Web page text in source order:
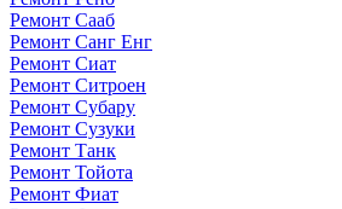
Ремонт Сааб
Ремонт Санг Енг
Ремонт Сиат
Ремонт Ситроен
Ремонт Субару
Ремонт Сузуки
Ремонт Танк
Ремонт Тойота
Ремонт Фиат